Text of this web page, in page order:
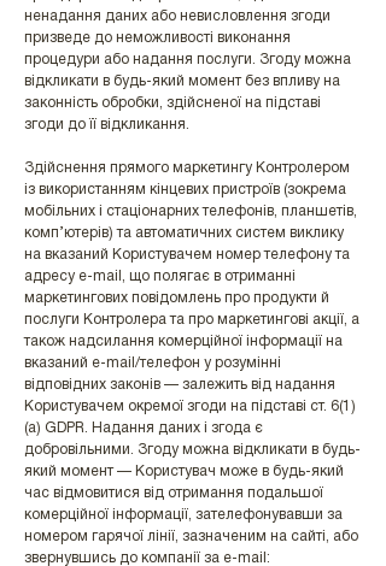
ненадання даних або невисловлення згоди
призведе до неможливості виконання
процедури або надання послуги. Згоду можна
відкликати в будь-який момент без впливу на
законність обробки, здійсненої на підставі
згоди до її відкликання.
Здійснення прямого маркетингу Контролером
із використанням кінцевих пристроїв (зокрема
мобільних і стаціонарних телефонів, планшетів,
комп’ютерів) та автоматичних систем виклику
на вказаний Користувачем номер телефону та
адресу e-mail, що полягає в отриманні
маркетингових повідомлень про продукти й
послуги Контролера та про маркетингові акції, а
також надсилання комерційної інформації на
вказаний e-mail/телефон у розумінні
відповідних законів — залежить від надання
Користувачем окремої згоди на підставі ст. 6(1)
(a) GDPR. Надання даних і згода є
добровільними. Згоду можна відкликати в будь-
який момент — Користувач може в будь-який
час відмовитися від отримання подальшої
комерційної інформації, зателефонувавши за
номером гарячої лінії, зазначеним на сайті, або
звернувшись до компанії за e-mail: